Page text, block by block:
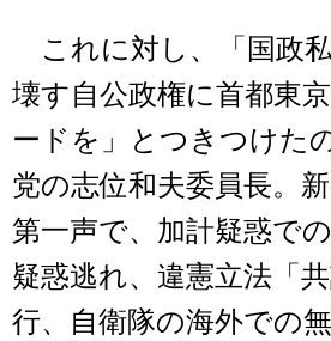
これに対し、「国政
壊す自公政権に首都東
ードを」とつきつけた
党の志位和夫委員長。
第一声で、加計疑惑で
疑惑逃れ、違憲立法「
行、自衛隊の海外での